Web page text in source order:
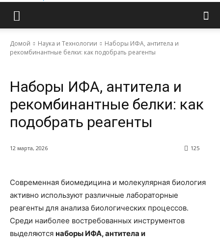
Домой Наука и Технологии
Наборы ИФА, антитела и
рекомбинантные белки: как подобрать реагенты
Наборы ИФА, антитела и
рекомбинантные белки: как
подобрать реагенты
12 марта, 2026 125
Современная биомедицина и молекулярная биология
активно используют различные лабораторные
реагенты для анализа биологических процессов.
Среди наиболее востребованных инструментов
выделяются наборы ИФА, антитела и